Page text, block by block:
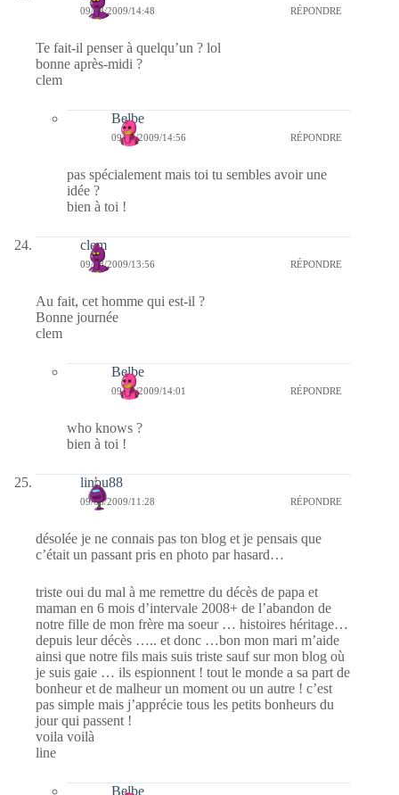
09/08/2009/14:48 RÉPONDRE
Te fait-il penser à quelqu’un ? lol
bonne après-midi ?
clem
Belbe
09/08/2009/14:56 RÉPONDRE
pas spécialement mais toi tu sembles avoir une
idée ?
bien à toi !
clem
09/08/2009/13:56 RÉPONDRE
Au fait, cet homme qui est-il ?
Bonne journée
clem
Belbe
09/08/2009/14:01 RÉPONDRE
who knows ?
bien à toi !
linou88
09/08/2009/11:28 RÉPONDRE
désolée je ne connais pas ton blog et je pensais que
c’était un passant pris en photo par hasard…
triste oui du mal à me remettre du décès de papa et
maman en 6 mois d’intervale 2008+ de l’abandon de
notre fille de mon frère ma soeur … histoires héritage…
depuis leur décès ….. et donc …bon mon mari m’aide
ainsi que notre fils mais suis triste sauf sur mon blog où
je suis gaie … ils espionnent ! tout le monde a sa part de
bonheur et de malheur un moment ou un autre ! c’est
pas simple mais j’apprécie tous les petits bonheurs du
jour qui passent !
voila voilà
line
Belbe